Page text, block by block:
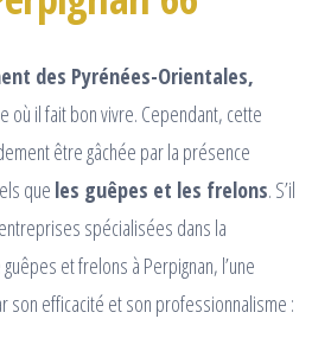
des Pyrénées-Orientales,
où il fait bon vivre. Cependant, cette
être gâchée par la présence
que les guêpes et les frelons. S’il
spécialisées dans la
et frelons à Perpignan, l’une
son efficacité et son professionnalisme :